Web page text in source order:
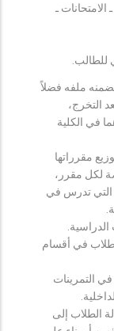
الامتحانات ـ
للطالب.
ملفه فضلاً
التخرج،
في الكلية
مقرراتها
لكل مقرر،
التي تدرس في
في أقسام
التمرينات
الطلاب إلى